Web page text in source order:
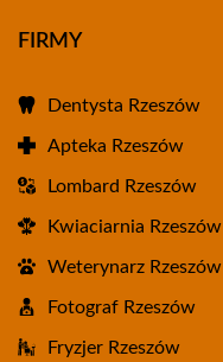
FIRMY
Dentysta Rzeszów
Apteka Rzeszów
Lombard Rzeszów
Kwiaciarnia Rzeszów
Weterynarz Rzeszów
Fotograf Rzeszów
Fryzjer Rzeszów